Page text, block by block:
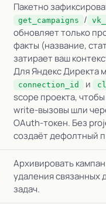
Пакетно
get_campaigns /
обновляет только
факты (название,
затирает ваш
Для Яндекс Директа
connection_id и
scope проекта,
write-вызовы шли
OAuth-токен. Без
создаёт дефолтный
Архивировать
удаления связанных
задач.